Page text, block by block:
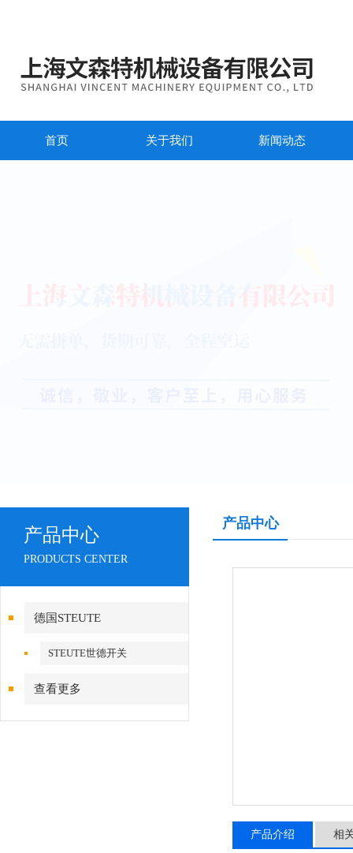
首页 关于我们 新闻动态
产品中心
PRODUCTS CENTER
德国STEUTE
STEUTE世德开关
查看更多
产品中心
产品介绍 相